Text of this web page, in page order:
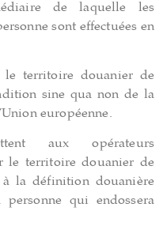
de laquelle les
sont effectuées en
le territoire douanier de
sine qua non de la
européenne.
aux opérateurs
le territoire douanier de
la définition douanière
qui endossera